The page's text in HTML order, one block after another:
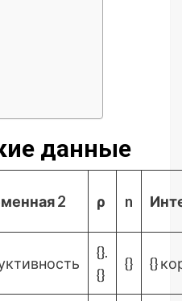
данные
2 ρ n
{}.
{}
{} {}